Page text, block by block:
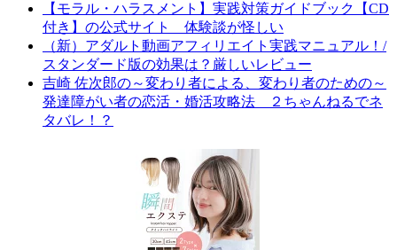
【モラル・ハラスメント】実践対策ガイドブック【CD
付き】の公式サイト 体験談が怪しい
（新）アダルト動画アフィリエイト実践マニュアル！/
スタンダード版の効果は？厳しいレビュー
吉崎 佐次郎の～変わり者による、変わり者のための～
発達障がい者の恋活・婚活攻略法 ２ちゃんねるでネ
タバレ！？